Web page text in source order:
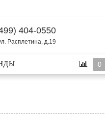
404-0550
Расплетина, д.19
0